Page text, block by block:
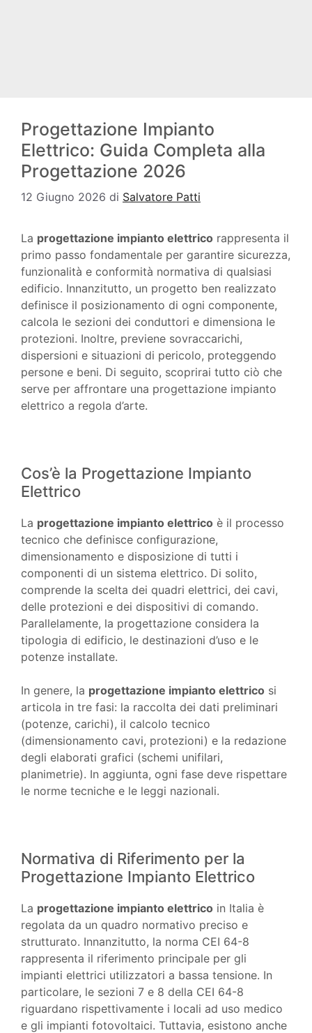
Progettazione Impianto
Elettrico: Guida Completa alla
Progettazione 2026
12 Giugno 2026 di Salvatore Patti
La progettazione impianto elettrico rappresenta il
primo passo fondamentale per garantire sicurezza,
funzionalità e conformità normativa di qualsiasi
edificio. Innanzitutto, un progetto ben realizzato
definisce il posizionamento di ogni componente,
calcola le sezioni dei conduttori e dimensiona le
protezioni. Inoltre, previene sovraccarichi,
dispersioni e situazioni di pericolo, proteggendo
persone e beni. Di seguito, scoprirai tutto ciò che
serve per affrontare una progettazione impianto
elettrico a regola d’arte.
Cos’è la Progettazione Impianto
Elettrico
La progettazione impianto elettrico è il processo
tecnico che definisce configurazione,
dimensionamento e disposizione di tutti i
componenti di un sistema elettrico. Di solito,
comprende la scelta dei quadri elettrici, dei cavi,
delle protezioni e dei dispositivi di comando.
Parallelamente, la progettazione considera la
tipologia di edificio, le destinazioni d’uso e le
potenze installate.
In genere, la progettazione impianto elettrico si
articola in tre fasi: la raccolta dei dati preliminari
(potenze, carichi), il calcolo tecnico
(dimensionamento cavi, protezioni) e la redazione
degli elaborati grafici (schemi unifilari,
planimetrie). In aggiunta, ogni fase deve rispettare
le norme tecniche e le leggi nazionali.
Normativa di Riferimento per la
Progettazione Impianto Elettrico
La progettazione impianto elettrico in Italia è
regolata da un quadro normativo preciso e
strutturato. Innanzitutto, la norma CEI 64-8
rappresenta il riferimento principale per gli
impianti elettrici utilizzatori a bassa tensione. In
particolare, le sezioni 7 e 8 della CEI 64-8
riguardano rispettivamente i locali ad uso medico
e gli impianti fotovoltaici. Tuttavia, esistono anche